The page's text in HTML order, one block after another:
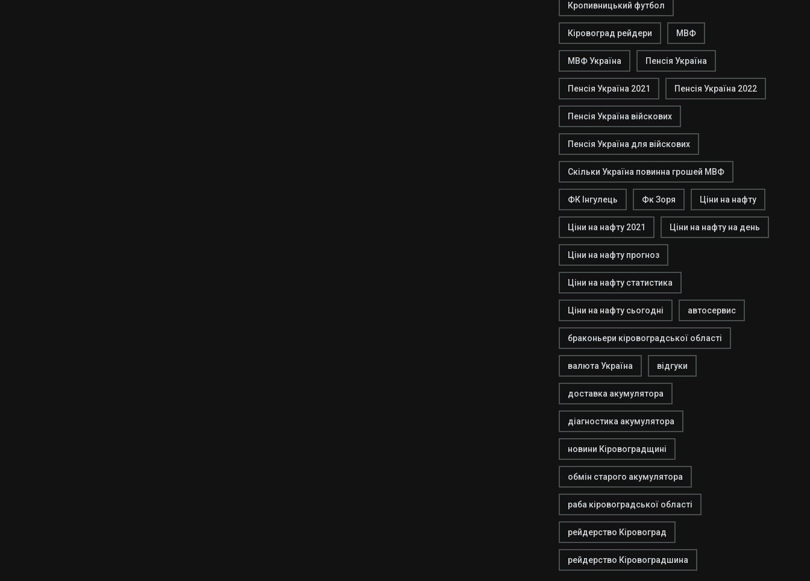
Кропивницький футбол
Кіровоград рейдери МВФ
МВФ Україна Пенсія Україна
Пенсія Україна 2021 Пенсія Україна 2022
Пенсія Україна війскових
Пенсія Україна для війскових
Скільки Україна повинна грошей МВФ
ФК Інгулець Фк Зоря Ціни на нафту
Ціни на нафту 2021 Ціни на нафту на день
Ціни на нафту прогноз
Ціни на нафту статистика
Ціни на нафту сьогодні автосервис
браконьери кіровоградської області
валюта Україна відгуки
доставка акумулятора
діагностика акумулятора
новини Кіровоградщині
обмін старого акумулятора
раба кіровоградської області
рейдерство Кіровоград
рейдерство Кіровоградшина